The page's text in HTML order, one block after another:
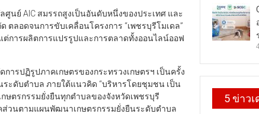
นย์ AIC สมรรถสูงเป็นอันดับหนึ่งของประเทศ และ
ลอดจนการขับเคลื่อนโครงการ “เพชรบุรีโมเดล”
ต่การผลิตการแปรรูปและการตลาดทั้งออนไลน์ออฟ
ารปฏิรูปภาคเกษตรของกระทรวงเกษตรฯ เป็นครั้ง
ะดับตำบล ภายใต้แนวคิด “บริหารโดยชุมชน เป็น
ตรกรรมยั่งยืนทุกตำบลของจังหวัดเพชรบุรี
วนตามแผนพัฒนาเกษตรกรรมยั่งยืนระดับตำบล
5 ข่าว